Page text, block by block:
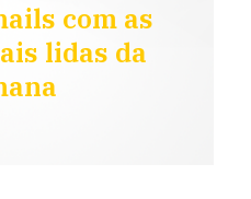
com as
lidas da